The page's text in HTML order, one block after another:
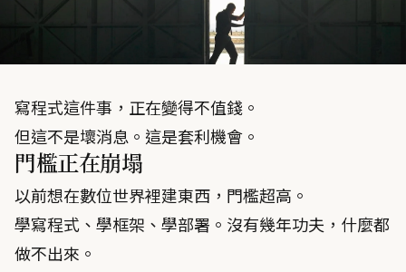
寫程式這件事，正在變得不值錢。
但這不是壞消息。這是套利機會。
門檻正在崩塌
以前想在數位世界裡建東西，門檻超高。
學寫程式、學框架、學部署。沒有幾年功夫，什麼都
做不出來。